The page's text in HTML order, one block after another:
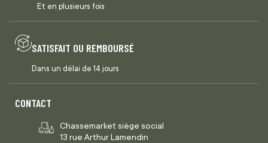
Et en plusieurs fois
SATISFAIT OU REMBOURSÉ
Dans un délai de 14 jours
CONTACT
Chassemarket siège social
13 rue Arthur Lamendin